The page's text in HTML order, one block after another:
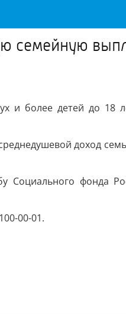
семейную
и более детей до 18
доход
Социального фонда
00-01.